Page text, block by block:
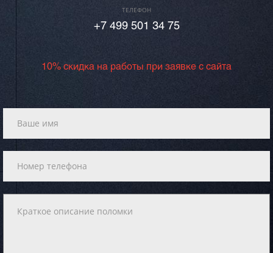
ТЕЛЕФОН
+7 499 501 34 75
10% скидка на работы при заявке с сайта